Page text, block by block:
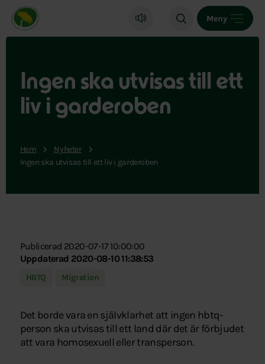
Miljöpartiet de gröna, startsida
Meny
Ingen ska utvisas till ett
liv i garderoben
Hem
Nyheter
Ingen ska utvisas till ett liv i garderoben
Publicerad 2020-07-17 10:00:00
Uppdaterad 2020-08-10 11:38:53
HBTQ Migration
Det borde vara en självklarhet att ingen hbtq-
person ska utvisas till ett land där det är förbjudet
att vara homosexuell eller transperson.